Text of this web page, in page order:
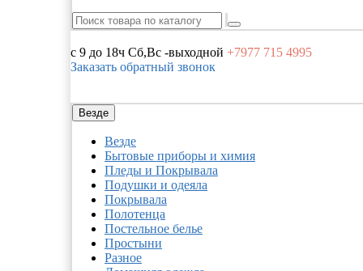
с 9 до 18ч Сб,Вс -выходной +7977 715 4995
Заказать обратный звонок
Везде
Везде
Бытовые приборы и химия
Пледы и Покрывала
Подушки и одеяла
Покрывала
Полотенца
Постельное белье
Простыни
Разное